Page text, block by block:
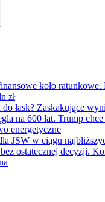
koło
zł
łask? Zaskakujące
na 600 lat. Trump
energetyczne
JSW w ciągu
ostatecznej decyzji.